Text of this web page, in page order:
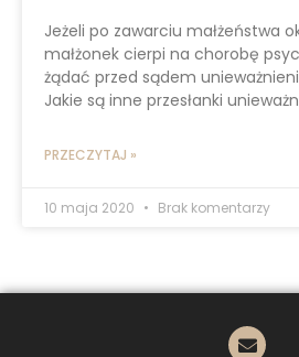
Jeżeli po zawarciu małżeństwa
małżonek cierpi na chorobę
żądać przed sądem
Jakie są inne przesłanki
PRZECZYTAJ »
10 maja 2020 Brak komentarzy